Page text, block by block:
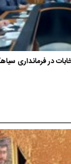
در فرمانداری